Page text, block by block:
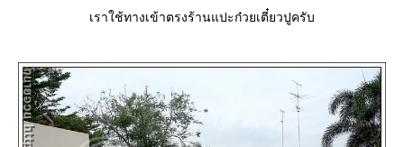
เราใช้ทางเข้าตรงร้านแปะก๋วยเตี๋ยวปูครับ